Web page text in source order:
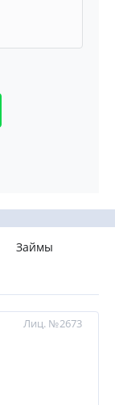
Займы
Лиц. №2673